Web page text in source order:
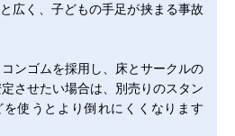
広く、子どもの手足が挟まる事故
ンゴムを採用し、床とサークルの
させたい場合は、別売りのスタン
を使うとより倒れにくくなります